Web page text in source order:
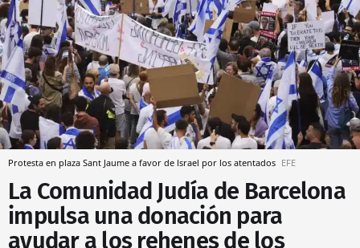
Protesta en plaza Sant Jaume a favor de Israel por los atentados EFE
La Comunidad Judía de Barcelona
impulsa una donación para
ayudar a los rehenes de los